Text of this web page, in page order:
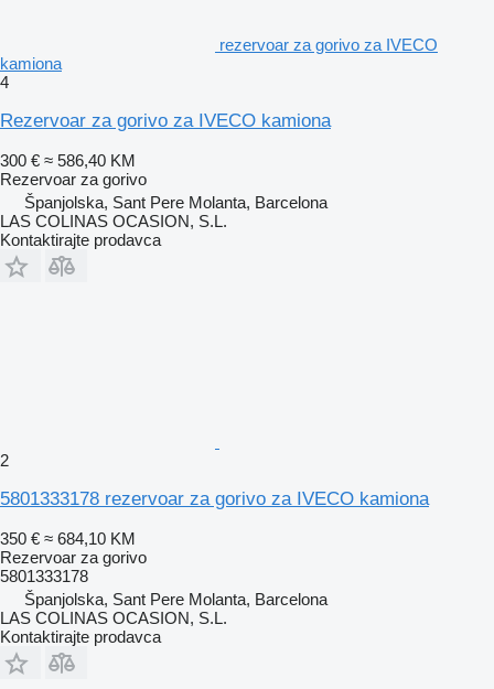
rezervoar za gorivo za IVECO
kamiona
4
Rezervoar za gorivo za IVECO kamiona
300 € ≈ 586,40 KM
Rezervoar za gorivo
Španjolska, Sant Pere Molanta, Barcelona
LAS COLINAS OCASION, S.L.
Kontaktirajte prodavca
2
5801333178 rezervoar za gorivo za IVECO kamiona
350 € ≈ 684,10 KM
Rezervoar za gorivo
5801333178
Španjolska, Sant Pere Molanta, Barcelona
LAS COLINAS OCASION, S.L.
Kontaktirajte prodavca